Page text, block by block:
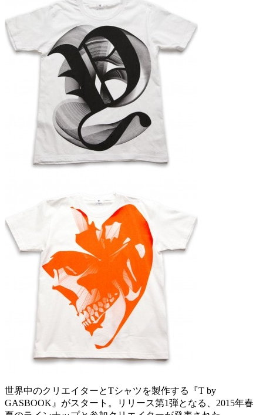
世界中のクリエイターとTシャツを製作する『T by
GASBOOK』がスタート。リリース第1弾となる、2015年春